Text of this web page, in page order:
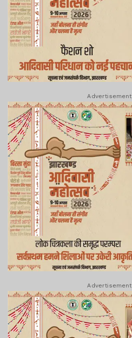
Advertisement
Advertisement